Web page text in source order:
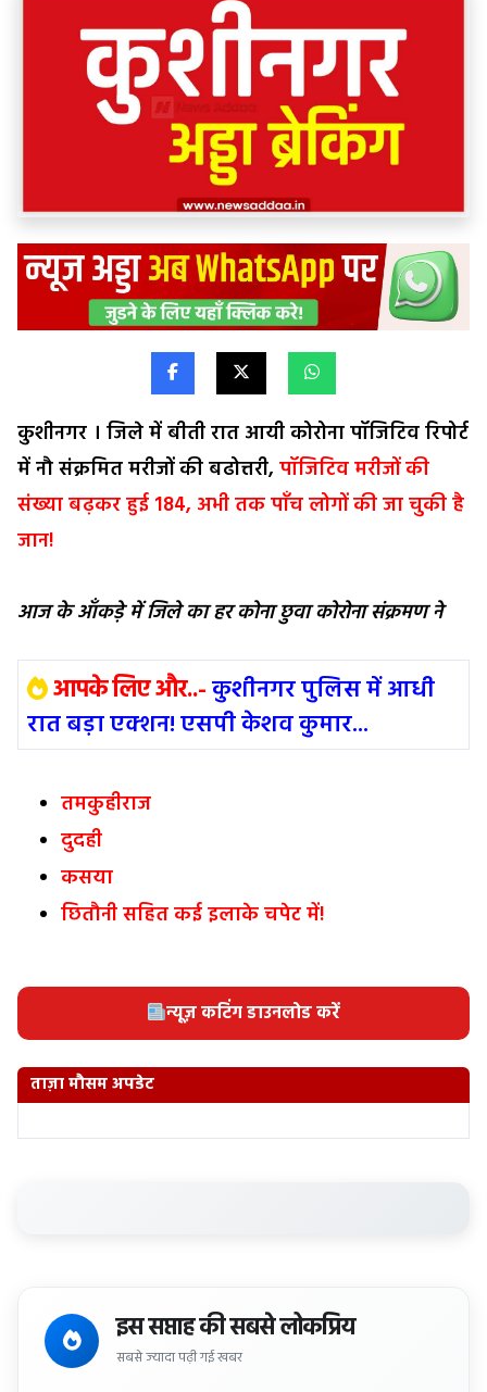
कुशीनगर । जिले में बीती रात आयी कोरोना पॉजिटिव रिपोर्ट
में नौ संक्रमित मरीजों की बढोत्तरी, पॉजिटिव मरीजों की
संख्या बढ़कर हुई 184, अभी तक पाँच लोगों की जा चुकी है
जान!
आज के आँकड़े में जिले का हर कोना छुवा कोरोना संक्रमण ने
आपके लिए और..-कुशीनगर पुलिस में आधी
रात बड़ा एक्शन! एसपी केशव कुमार...
तमकुहीराज
दुदही
कसया
छितौनी सहित कई इलाके चपेट में!
न्यूज़ कटिंग डाउनलोड करें
ताज़ा मौसम अपडेट
इस सप्ताह की सबसे लोकप्रिय
सबसे ज्यादा पढ़ी गई खबर